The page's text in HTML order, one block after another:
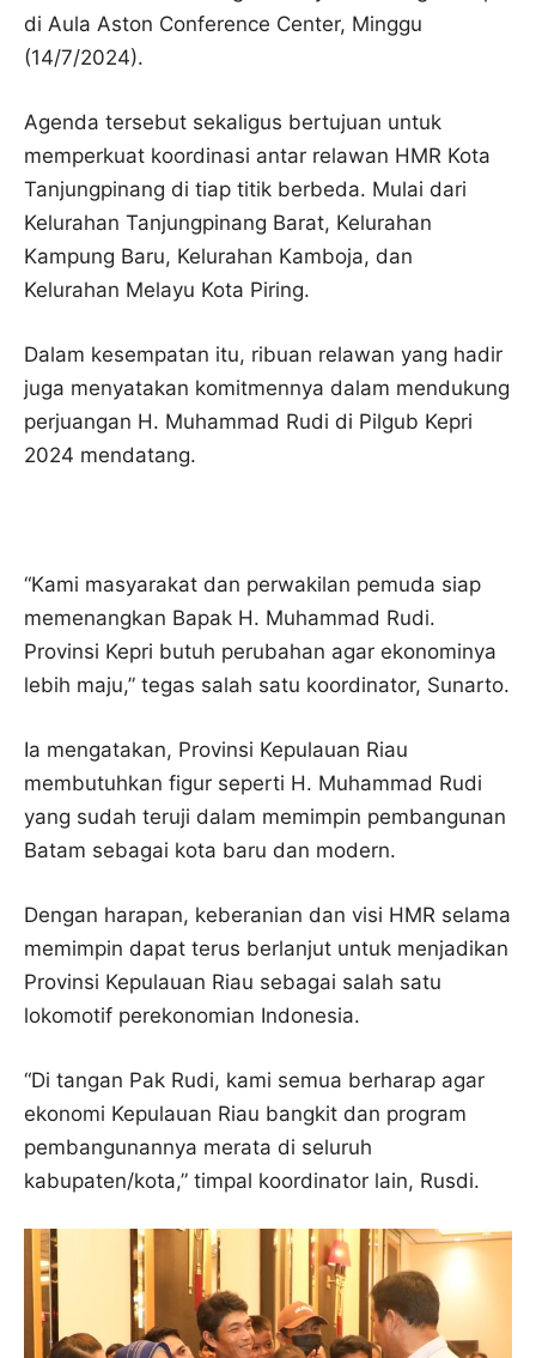
di Aula Aston Conference Center, Minggu
(14/7/2024).
Agenda tersebut sekaligus bertujuan untuk
memperkuat koordinasi antar relawan HMR Kota
Tanjungpinang di tiap titik berbeda. Mulai dari
Kelurahan Tanjungpinang Barat, Kelurahan
Kampung Baru, Kelurahan Kamboja, dan
Kelurahan Melayu Kota Piring.
Dalam kesempatan itu, ribuan relawan yang hadir
juga menyatakan komitmennya dalam mendukung
perjuangan H. Muhammad Rudi di Pilgub Kepri
2024 mendatang.
“Kami masyarakat dan perwakilan pemuda siap
memenangkan Bapak H. Muhammad Rudi.
Provinsi Kepri butuh perubahan agar ekonominya
lebih maju,” tegas salah satu koordinator, Sunarto.
Ia mengatakan, Provinsi Kepulauan Riau
membutuhkan figur seperti H. Muhammad Rudi
yang sudah teruji dalam memimpin pembangunan
Batam sebagai kota baru dan modern.
Dengan harapan, keberanian dan visi HMR selama
memimpin dapat terus berlanjut untuk menjadikan
Provinsi Kepulauan Riau sebagai salah satu
lokomotif perekonomian Indonesia.
“Di tangan Pak Rudi, kami semua berharap agar
ekonomi Kepulauan Riau bangkit dan program
pembangunannya merata di seluruh
kabupaten/kota,” timpal koordinator lain, Rusdi.